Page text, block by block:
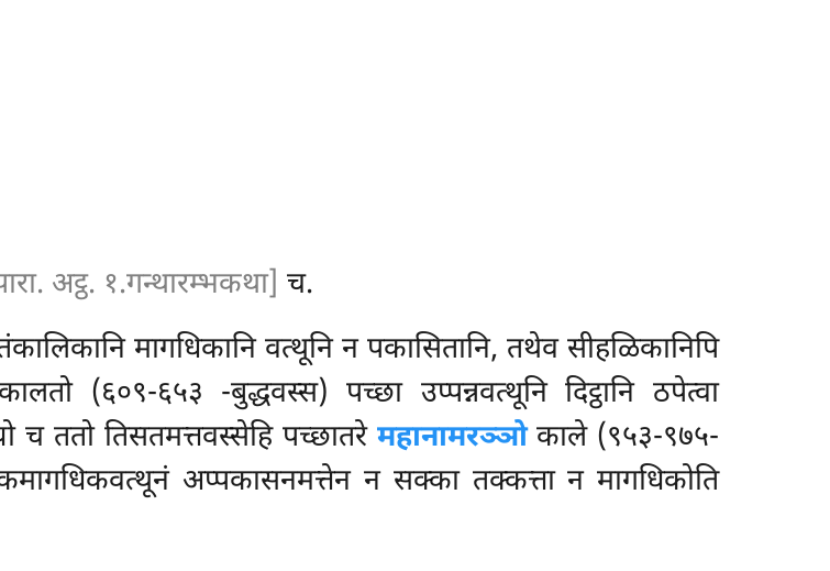
अट्ठ. १.गन्थारम्भकथा] च.
मागधिकानि वत्थूनि न पकासितानि, तथेव सीहळिकानिपि
(६०९-६५३ -बुद्धवस्स) पच्छा उप्पन्नवत्थूनि दिट्ठानि ठपेत्वा
च ततो तिसतमत्तवस्सेहि पच्छातरे महानामरञ्ञोकाले (९५३-९७५-
अप्पकासनमत्तेन न सक्का तक्कत्ता न मागधिकोति